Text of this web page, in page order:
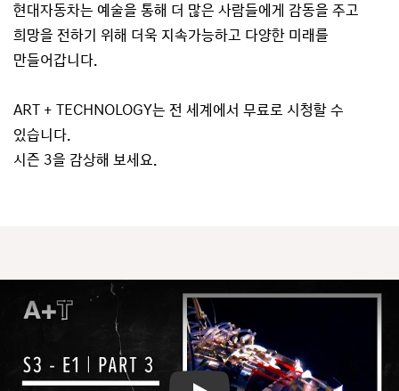
현대자동차는 예술을 통해 더 많은 사람들에게 감동을 주고
희망을 전하기 위해 더욱 지속가능하고 다양한 미래를
만들어갑니다.
ART + TECHNOLOGY는 전 세계에서 무료로 시청할 수
있습니다.
시즌 3을 감상해 보세요.